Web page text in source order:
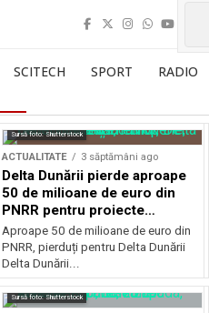
SCITECH SPORT RADIO
Sursă foto: Shutterstock
ACTUALITATE 3 săptămâni ago
Delta Dunării pierde aproape
50 de milioane de euro din
PNRR pentru proiecte
esențiale
Aproape 50 de milioane de euro din
PNRR, pierduți pentru Delta Dunării
Delta Dunării...
Sursă foto: Shutterstock